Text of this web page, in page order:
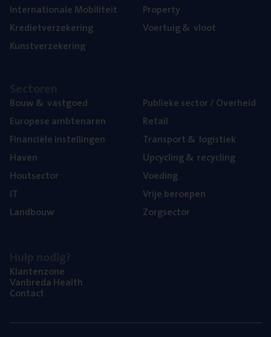
Inter­na­ti­o­na­le Mobiliteit
Kre­diet­ver­ze­ke­ring
Kunst­ver­ze­ke­ring
Pro­per­ty
Voer­tuig& vloot
Bouw& vastgoed
Euro­pe­se ambtenaren
Finan­ci­ë­le instellingen
Haven
Hout­sec­tor
IT
Land­bouw
Publie­ke sec­tor / Overheid
Retail
Trans­port& logistiek
Upcy­cling& recycling
Voe­ding
Vrije beroe­pen
Zorg­sec­tor
Klan­ten­zo­ne
Van­b­re­da Health
Con­tact